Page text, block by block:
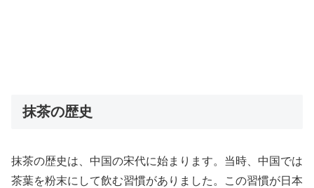
抹茶の歴史
抹茶の歴史は、中国の宋代に始まります。当時、中国では
茶葉を粉末にして飲む習慣がありました。この習慣が日本